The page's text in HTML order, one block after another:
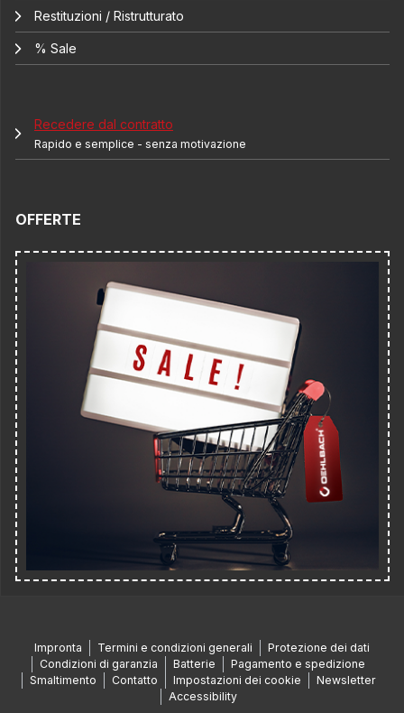
Restituzioni / Ristrutturato
% Sale
Recedere dal contratto
Rapido e semplice - senza motivazione
OFFERTE
Impronta Termini e condizioni generali
Protezione dei dati
Condizioni di garanzia
Batterie
Pagamento e spedizione
Smaltimento
Contatto Impostazioni dei cookie
Newsletter
Accessibility